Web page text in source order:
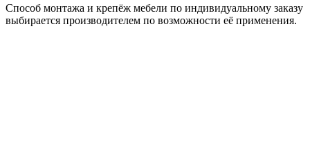
Способ монтажа и крепёж мебели по индивидуальному заказу
выбирается производителем по возможности её применения.